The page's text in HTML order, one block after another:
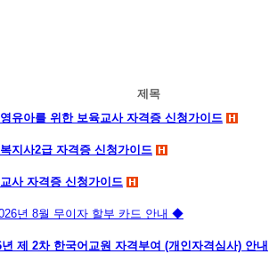
제목
유아를 위한 보육교사 자격증 신청가이드
지사2급 자격증 신청가이드
사 자격증 신청가이드
년 8월 무이자 할부 카드 안내 ◆
년 제 2차 한국어교원 자격부여 (개인자격심사) 안내